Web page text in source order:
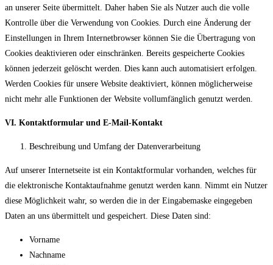
an unserer Seite übermittelt. Daher haben Sie als Nutzer auch die volle
Kontrolle über die Verwendung von Cookies. Durch eine Änderung der
Einstellungen in Ihrem Internetbrowser können Sie die Übertragung von
Cookies deaktivieren oder einschränken. Bereits gespeicherte Cookies
können jederzeit gelöscht werden. Dies kann auch automatisiert erfolgen.
Werden Cookies für unsere Website deaktiviert, können möglicherweise
nicht mehr alle Funktionen der Website vollumfänglich genutzt werden.
VI. Kontaktformular und E-Mail-Kontakt
Beschreibung und Umfang der Datenverarbeitung
Auf unserer Internetseite ist ein Kontaktformular vorhanden, welches für
die elektronische Kontaktaufnahme genutzt werden kann. Nimmt ein Nutzer
diese Möglichkeit wahr, so werden die in der Eingabemaske eingegeben
Daten an uns übermittelt und gespeichert. Diese Daten sind:
Vorname
Nachname